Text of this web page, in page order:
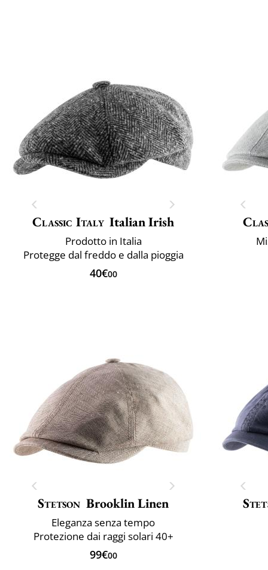
Classic Italy Italian Irish
Prodotto in Italia
Protegge dal freddo e dalla pioggia
40€00
Stetson Brooklin Linen
Eleganza senza tempo
Protezione dai raggi solari 40+
99€00